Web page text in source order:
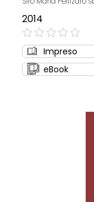
2014
0%
Impreso
eBook